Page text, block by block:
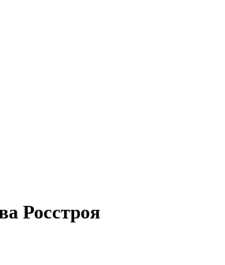
Росстроя